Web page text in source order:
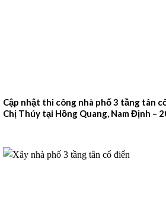
Cập nhật thi công nhà phố 3 tầng tân
Chị Thúy tại Hồng Quang, Nam Định –